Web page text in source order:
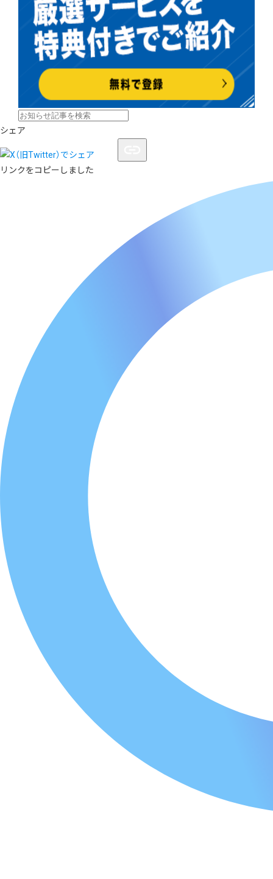
シェア
リンクをコピーしました